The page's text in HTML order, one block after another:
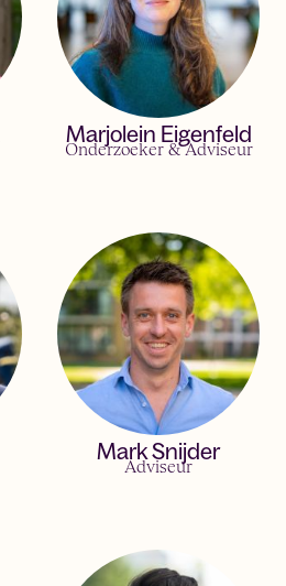
Marjolein Eigenfeld
Onderzoeker & Adviseur
Mark Snijder
Adviseur